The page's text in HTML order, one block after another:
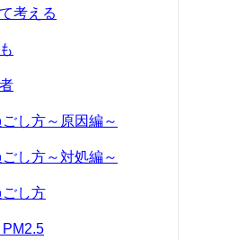
考える
し方～原因編～
し方～対処編～
し方